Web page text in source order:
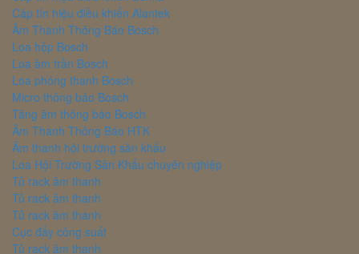
Cáp tín hiệu điều khiển Alantek
Âm Thanh Thông Báo Bosch
Loa hộp Bosch
Loa âm trần Bosch
Loa phóng thanh Bosch
Micro thông báo Bosch
Tăng âm thông báo Bosch
Âm Thanh Thông Báo HTK
Âm thanh hội trường sân khấu
Loa Hội Trường Sân Khấu chuyên nghiệp
Tủ rack âm thanh
Tủ rack âm thanh
Tủ rack âm thanh
Cục đẩy công suất
Tủ rack âm thanh